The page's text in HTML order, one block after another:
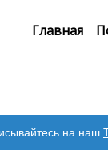
Главная
на наш